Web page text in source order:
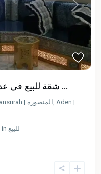
Next
شقة للبيع في عدن – المنصورة عبدالعزيز الدور ...
Al-Mansurah | المنصورة , Aden |
in للبيع